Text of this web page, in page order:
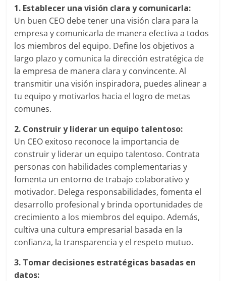
en
Colombia
|
Revistas
de
Actualidad
en
Colombia
Revista
iBlue
Marketing
1. Establecer una visión clara y comunicarla:
Un buen CEO debe tener una visión clara para la
empresa y comunicarla de manera efectiva a todos
los miembros del equipo. Define los objetivos a
largo plazo y comunica la dirección estratégica de
la empresa de manera clara y convincente. Al
transmitir una visión inspiradora, puedes alinear a
tu equipo y motivarlos hacia el logro de metas
comunes.
2. Construir y liderar un equipo talentoso:
Un CEO exitoso reconoce la importancia de
construir y liderar un equipo talentoso. Contrata
personas con habilidades complementarias y
fomenta un entorno de trabajo colaborativo y
motivador. Delega responsabilidades, fomenta el
desarrollo profesional y brinda oportunidades de
crecimiento a los miembros del equipo. Además,
cultiva una cultura empresarial basada en la
confianza, la transparencia y el respeto mutuo.
3. Tomar decisiones estratégicas basadas en
datos: